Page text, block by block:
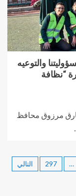
والتوعيه
“نظافة
طارق مرزوق محافظ
…
297 التالي